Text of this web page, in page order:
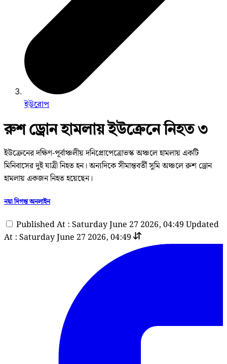
ইউরোপ
রুশ ড্রোন হামলায় ইউক্রেনে নিহত ৩
ইউক্রেনের দক্ষিণ-পূর্বাঞ্চলীয় দনিপ্রোপেত্রোভস্ক অঞ্চলে হামলায় একটি
মিনিবাসের দুই যাত্রী নিহত হন। অন্যদিকে সীমান্তবর্তী সুমি অঞ্চলে রুশ ড্রোন
হামলায় একজন নিহত হয়েছেন।
নয়া দিগন্ত অনলাইন
Published At : Saturday June 27 2026, 04:49 Updated
At : Saturday June 27 2026, 04:49